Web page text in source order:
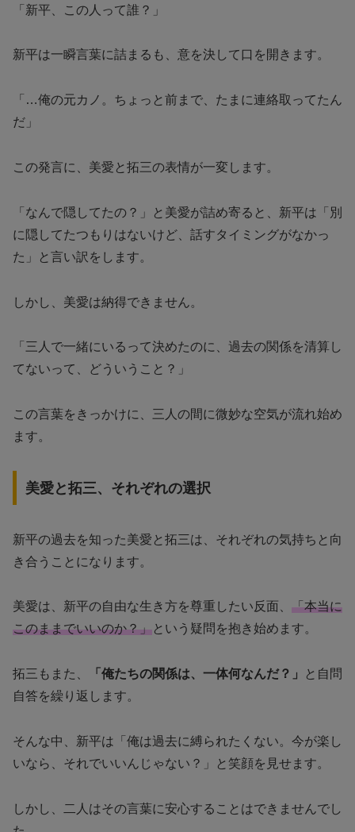
「新平、この人って誰？」
新平は一瞬言葉に詰まるも、意を決して口を開きます。
「…俺の元カノ。ちょっと前まで、たまに連絡取ってたん
だ」
この発言に、美愛と拓三の表情が一変します。
「なんで隠してたの？」と美愛が詰め寄ると、新平は「別
に隠してたつもりはないけど、話すタイミングがなかっ
た」と言い訳をします。
しかし、美愛は納得できません。
「三人で一緒にいるって決めたのに、過去の関係を清算し
てないって、どういうこと？」
この言葉をきっかけに、三人の間に微妙な空気が流れ始め
ます。
美愛と拓三、それぞれの選択
新平の過去を知った美愛と拓三は、それぞれの気持ちと向
き合うことになります。
美愛は、新平の自由な生き方を尊重したい反面、 「本当に
このままでいいのか？」という疑問を抱き始めます。
拓三もまた、 「俺たちの関係は、一体何なんだ？」
と自問
自答を繰り返します。
そんな中、新平は「俺は過去に縛られたくない。今が楽し
いなら、それでいいんじゃない？」と笑顔を見せます。
しかし、二人はその言葉に安心することはできませんでし